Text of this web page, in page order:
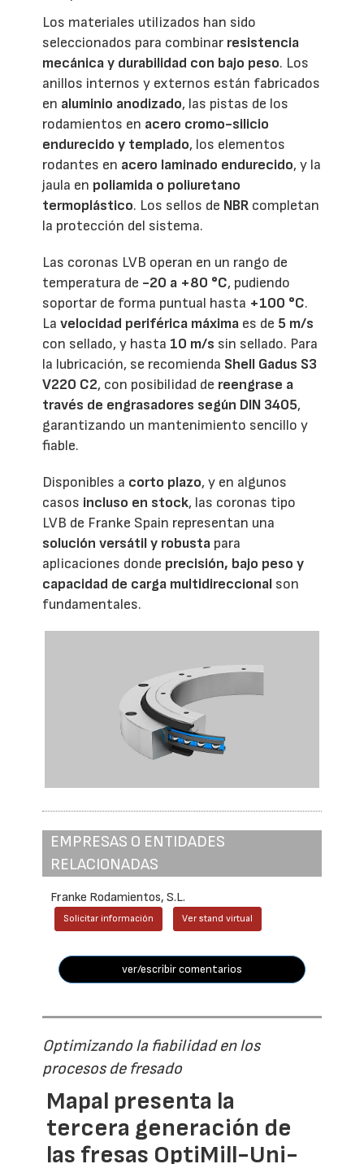
Los materiales utilizados han sido
seleccionados para combinar resistencia
mecánica y durabilidad con bajo peso. Los
anillos internos y externos están fabricados
en aluminio anodizado, las pistas de los
rodamientos en acero cromo-silicio
endurecido y templado, los elementos
rodantes en acero laminado endurecido, y la
jaula en poliamida o poliuretano
termoplástico. Los sellos de NBR completan
la protección del sistema.
Las coronas LVB operan en un rango de
temperatura de -20 a +80 °C, pudiendo
soportar de forma puntual hasta +100 °C.
Lavelocidad periférica máxima es de 5 m/s
con sellado, y hasta 10 m/s sin sellado. Para
la lubricación, se recomienda Shell Gadus S3
V220 C2, con posibilidad de reengrase a
través de engrasadores según DIN 3405,
garantizando un mantenimiento sencillo y
fiable.
Disponibles a corto plazo, y en algunos
casos incluso en stock, las coronas tipo
LVB de Franke Spain representan una
solución versátil y robusta para
aplicaciones donde precisión, bajo peso y
capacidad de carga multidireccional son
fundamentales.
EMPRESAS O ENTIDADES
RELACIONADAS
Franke Rodamientos, S.L.
Solicitar información Ver stand virtual
ver/escribir comentarios
Optimizando la fiabilidad en los
procesos de fresado
Mapal presenta la
tercera generación de
las fresas OptiMill-Uni-